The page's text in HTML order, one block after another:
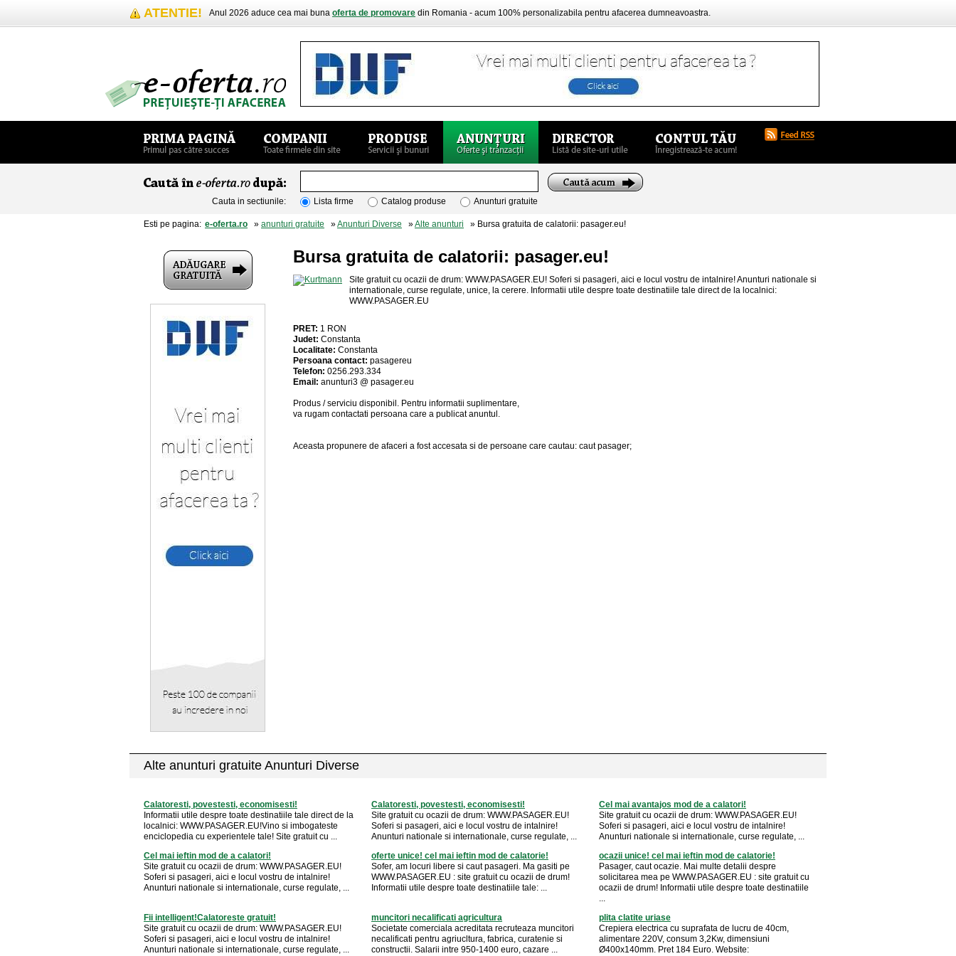
ATENTIE! Anul 2026 aduce cea mai buna oferta de promovare din Romania - acum 100% personalizabila pentru afacerea dumneavoastra.
Cauta in sectiunile: Lista firme Catalog produse Anunturi gratuite
Esti pe pagina: e-oferta.ro » anunturi gratuite »Anunturi Diverse »Alte anunturi » Bursa gratuita de calatorii: pasager.eu!
Bursa gratuita de calatorii: pasager.eu!
Site gratuit cu ocazii de drum: WWW.PASAGER.EU! Soferi si pasageri, aici e locul vostru de intalnire! Anunturi nationale si
internationale, curse regulate, unice, la cerere. Informatii utile despre toate destinatiile tale direct de la localnici:
WWW.PASAGER.EU
PRET: 1 RON
Judet: Constanta
Localitate: Constanta
Persoana contact: pasagereu
Telefon: 0256.293.334
Email: anunturi3 @ pasager.eu
Produs / serviciu disponibil . Pentru informatii suplimentare,
va rugam contactati persoana care a publicat anuntul.
Aceasta propunere de afaceri a fost accesata si de persoane care cautau: caut pasager;
Alte anunturi gratuite Anunturi Diverse
Calatoresti, povestesti, economisesti!
Informatii utile despre toate destinatiile tale direct de la
localnici: WWW.PASAGER.EU!Vino si imbogateste
enciclopedia cu experientele tale! Site gratuit cu ...
Calatoresti, povestesti, economisesti!
Site gratuit cu ocazii de drum: WWW.PASAGER.EU!
Soferi si pasageri, aici e locul vostru de intalnire!
Anunturi nationale si internationale, curse regulate, ...
Cel mai avantajos mod de a calatori!
Site gratuit cu ocazii de drum: WWW.PASAGER.EU!
Soferi si pasageri, aici e locul vostru de intalnire!
Anunturi nationale si internationale, curse regulate, ...
Cel mai ieftin mod de a calatori!
Site gratuit cu ocazii de drum: WWW.PASAGER.EU!
Soferi si pasageri, aici e locul vostru de intalnire!
Anunturi nationale si internationale, curse regulate, ...
oferte unice! cel mai ieftin mod de calatorie!
Sofer, am locuri libere si caut pasageri. Ma gasiti pe
WWW.PASAGER.EU : site gratuit cu ocazii de drum!
Informatii utile despre toate destinatiile tale: ...
ocazii unice! cel mai ieftin mod de calatorie!
Pasager, caut ocazie. Mai multe detalii despre
solicitarea mea pe WWW.PASAGER.EU : site gratuit cu
ocazii de drum! Informatii utile despre toate destinatiile
...
Fii intelligent!Calatoreste gratuit!
Site gratuit cu ocazii de drum: WWW.PASAGER.EU!
Soferi si pasageri, aici e locul vostru de intalnire!
Anunturi nationale si internationale, curse regulate, ...
muncitori necalificati agricultura
Societate comerciala acreditata recruteaza muncitori
necalificati pentru agriucltura, fabrica, curatenie si
constructii. Salarii intre 950-1400 euro, cazare ...
plita clatite uriase
Crepiera electrica cu suprafata de lucru de 40cm,
alimentare 220V, consum 3,2Kw, dimensiuni
Ø400x140mm. Pret 184 Euro. Website: